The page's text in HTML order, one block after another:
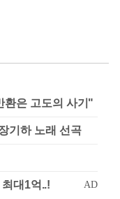
환은 고도의 사기"
기하 노래 선곡